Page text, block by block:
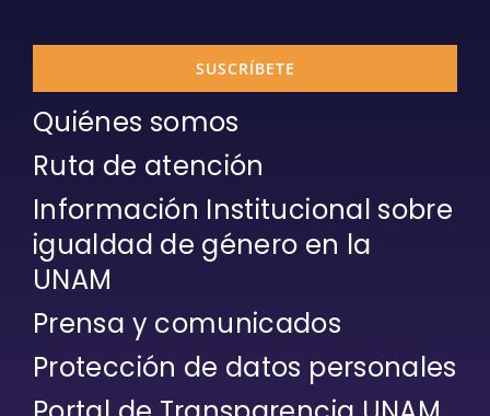
SUSCRÍBETE
Quiénes somos
Ruta de atención
Información Institucional sobre
igualdad de género en la
UNAM
Prensa y comunicados
Protección de datos personales